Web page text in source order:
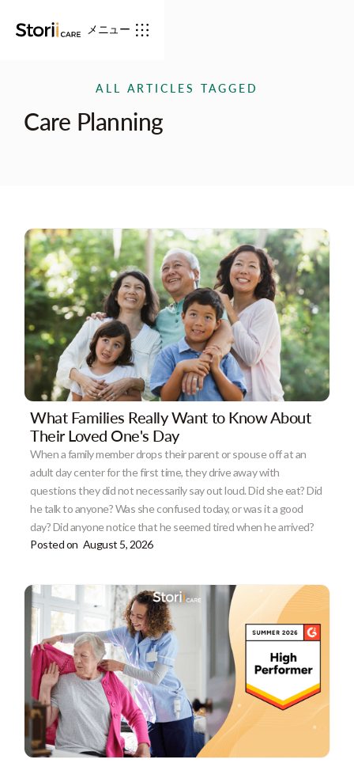
メニュー
ALL ARTICLES TAGGED
Care Planning
What Families Really Want to Know About
Their Loved One's Day
When a family member drops their parent or spouse off at an
adult day center for the first time, they drive away with
questions they did not necessarily say out loud. Did she eat? Did
he talk to anyone? Was she confused today, or was it a good
day? Did anyone notice that he seemed tired when he arrived?
Posted on August 5, 2026